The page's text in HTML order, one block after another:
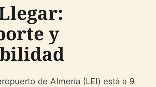
y
de Almería (LEI) está a 9